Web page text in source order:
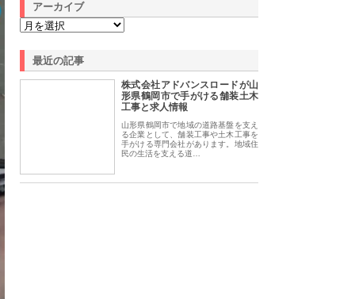
アーカイブ
最近の記事
株式会社アドバンスロードが山
形県鶴岡市で手がける舗装土木
工事と求人情報
山形県鶴岡市で地域の道路基盤を支え
る企業として、舗装工事や土木工事を
手がける専門会社があります。地域住
民の生活を支える道…